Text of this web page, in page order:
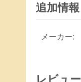
追加情報
メーカー:
レビュー